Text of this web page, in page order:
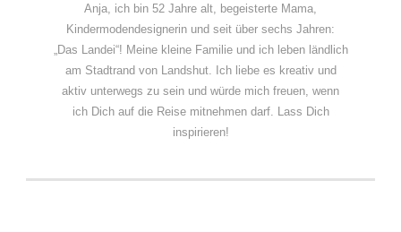
Anja, ich bin 52 Jahre alt, begeisterte Mama,
Kindermodendesignerin und seit über sechs Jahren:
„Das Landei“! Meine kleine Familie und ich leben ländlich
am Stadtrand von Landshut. Ich liebe es kreativ und
aktiv unterwegs zu sein und würde mich freuen, wenn
ich Dich auf die Reise mitnehmen darf. Lass Dich
inspirieren!